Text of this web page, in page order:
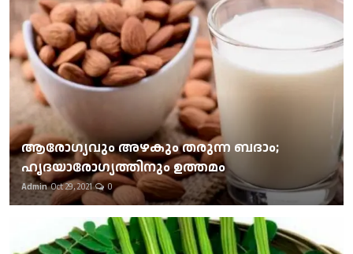
ആരോഗ്യവും അഴകും തരുന്ന ബദാം;
ഹൃദയാരോഗ്യത്തിനും ഉത്തമം
Admin Oct 29, 2021 0